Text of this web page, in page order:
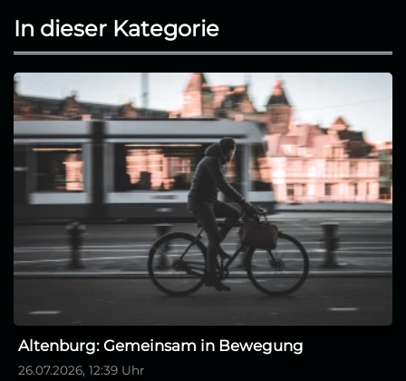
In dieser Kategorie
Altenburg: Gemeinsam in Bewegung
26.07.2026, 12:39 Uhr